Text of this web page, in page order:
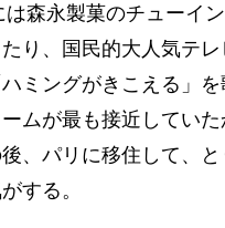
は森永製菓のチューイ
り、国民的大人気テ
ミングがきこえる」
ムが最も接近してい
、パリに移住して、
する。